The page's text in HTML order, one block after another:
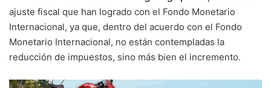
ajuste fiscal que han logrado con el Fondo Monetario
Internacional, ya que, dentro del acuerdo con el Fondo
Monetario Internacional, no están contempladas la
reducción de impuestos, sino más bien el incremento.